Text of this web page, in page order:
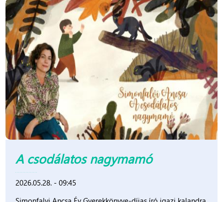
A csodálatos nagymamó
2026.05.28. - 09:45